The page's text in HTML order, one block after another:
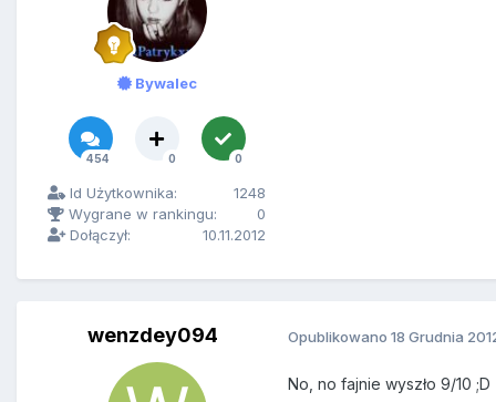
Bywalec
454 0 0
Id Użytkownika:
1248
Wygrane w rankingu:
0
Dołączył:
10.11.2012
wenzdey094 Opublikowano 18 Grudnia
No, no fajnie wyszło 9/10 ;D